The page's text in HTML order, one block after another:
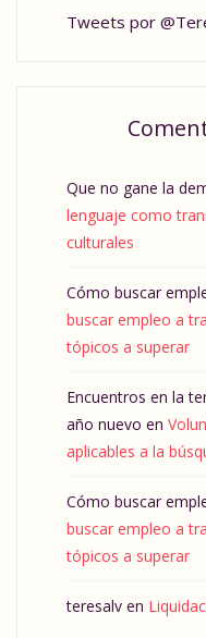
Tweets por
Que no gane la
lenguaje como
culturales
Cómo buscar
buscar empleo a
tópicos a superar
Encuentros en la
año nuevo en
aplicables a la
Cómo buscar
buscar empleo a
tópicos a superar
teresalv en